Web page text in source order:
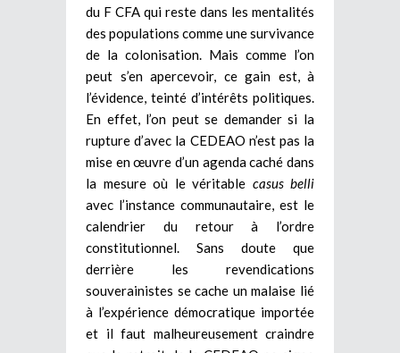
du F CFA qui reste dans les mentalités
des populations comme une survivance
de la colonisation. Mais comme l’on
peut s’en apercevoir, ce gain est, à
l’évidence, teinté d’intérêts politiques.
En effet, l’on peut se demander si la
rupture d’avec la CEDEAO n’est pas la
mise en œuvre d’un agenda caché dans
la mesure où le véritable casus belli
avec l’instance communautaire, est le
calendrier du retour à l’ordre
constitutionnel. Sans doute que
derrière les revendications
souverainistes se cache un malaise lié
à l’expérience démocratique importée
et il faut malheureusement craindre